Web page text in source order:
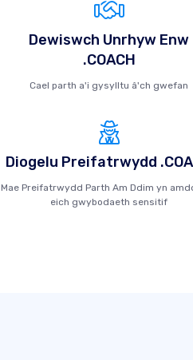
Dewiswch Unrhyw Enw
.COACH
Cael parth a'i gysylltu â'ch gwefan
Diogelu Preifatrwydd
Mae Preifatrwydd Parth Am Ddim yn
eich gwybodaeth sensitif